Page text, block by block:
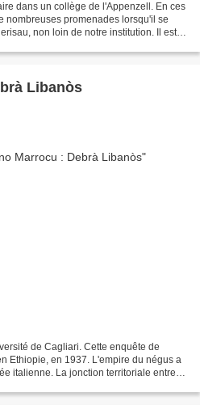
dans un collège de l'Appenzell. En ces
nombreuses promenades lorsqu'il se
non loin de notre institution. Il est
Libanòs
de Cagliari. Cette enquête de
Ethiopie, en 1937. L'empire du négus a
italienne. La jonction territoriale entre